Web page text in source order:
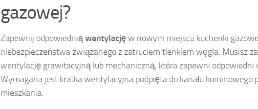
gazowej?
Zapewnij odpowiedniąwentylacjęw nowym miejscu kuchenki
niebezpieczeństwa związanego z zatruciem tlenkiem węgla. Musisz
wentylację grawitacyjną lub mechaniczną, która zapewni odpowiedni
Wymagana jest kratka wentylacyjna podpięta do kanału kominowego
mieszkania.